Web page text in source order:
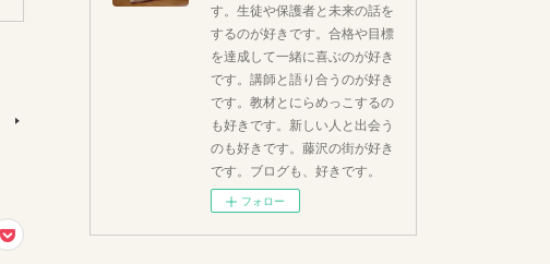
す。生徒や保護者と未来の話を
するのが好きです。合格や目標
を達成して一緒に喜ぶのが好き
です。講師と語り合うのが好き
です。教材とにらめっこするの
も好きです。新しい人と出会う
のも好きです。藤沢の街が好き
です。ブログも、好きです。
フォロー